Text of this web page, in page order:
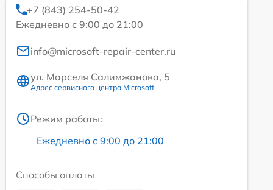
+7 (843) 254-50-42
Ежедневно с 9:00 до 21:00
info@microsoft-repair-center.ru
ул. Марселя Салимжанова, 5
Адрес сервисного центра Microsoft
Режим работы:
Ежедневно с 9:00 до 21:00
Способы оплаты